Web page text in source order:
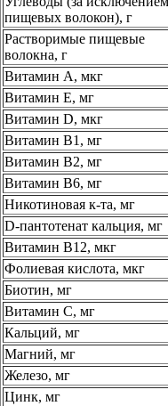
пищевых волокон), г
Растворимые пищевые
волокна, г
Витамин А, мкг
Витамин Е, мг
Витамин D, мкг
Витамин В1, мг
Витамин В2, мг
Витамин В6, мг
Никотиновая к-та, мг
D-пантотенат кальция, мг
Витамин B12, мкг
Фолиевая кислота, мкг
Биотин, мг
Витамин С, мг
Кальций, мг
Магний, мг
Железо, мг
Цинк, мг